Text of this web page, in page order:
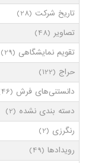
تاریخ شرکت (28)
تصاویر (48)
تقویم نمایشگاهی (29)
حراج (122)
دانستنی‌های فرش (46)
دسته بندی نشده (2)
رنگرزی (2)
رویدادها(49)